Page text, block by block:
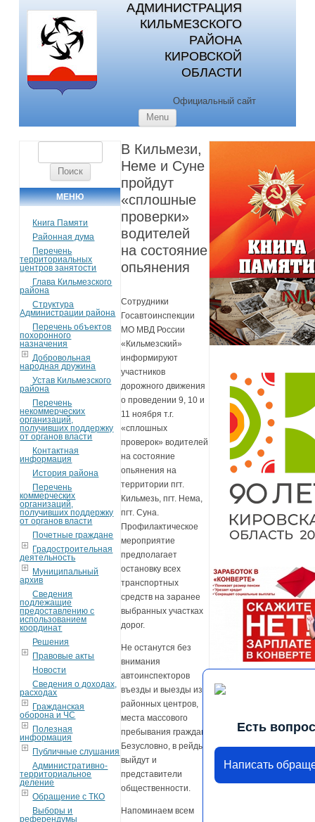
АДМИНИСТРАЦИЯ
КИЛЬМЕЗСКОГО
РАЙОНА
КИРОВСКОЙ
ОБЛАСТИ
Официальный сайт
Menu
МЕНЮ
Книга Памяти
Районная дума
Перечень
территориальных
центров занятости
Глава Кильмезского
района
Структура
Администрации района
Перечень объектов
похоронного
назначения
Добровольная
народная дружина
Устав Кильмезского
района
Перечень
некоммерческих
организаций,
получивших поддержку
от органов власти
Контактная
информация
История района
Перечень
коммерческих
организаций,
получивших поддержку
от органов власти
Почетные граждане
Градостроительная
деятельность
Муниципальный
архив
Сведения
подлежащие
предоставлению с
использованием
координат
Решения
Правовые акты
Новости
Сведения о доходах,
расходах
Гражданская
оборона и ЧС
Полезная
информация
Публичные слушания
Административно-
территориальное
деление
Обращение с ТКО
Выборы и
референдумы
В Кильмези,
Неме и Суне
пройдут
«сплошные
проверки»
водителей
на состояние
опьянения
Сотрудники
Госавтоинспекции
МО МВД России
«Кильмезский»
информируют
участников
дорожного движения
о проведении 9, 10 и
11 ноября т.г.
«сплошных
проверок» водителей
на состояние
опьянения на
территории пгт.
Кильмезь, пгт. Нема,
пгт. Суна.
Профилактическое
мероприятие
предполагает
остановку всех
транспортных
средств на заранее
выбранных участках
дорог.
Не останутся без
внимания
автоинспекторов
въезды и выезды из
районных центров,
места массового
пребывания граждан.
Безусловно, в рейды
выйдут и
представители
общественности.
Напоминаем всем
Есть
Написать